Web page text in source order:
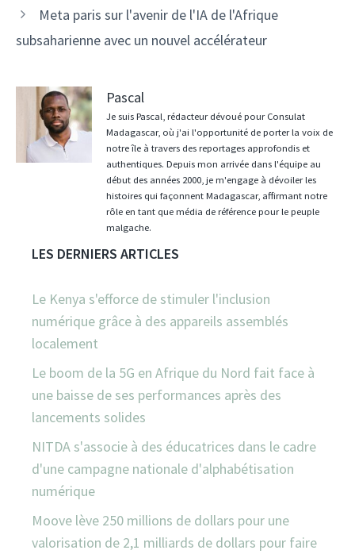
Meta paris sur l'avenir de l'IA de l'Afrique
subsaharienne avec un nouvel accélérateur
Pascal
Je suis Pascal, rédacteur dévoué pour Consulat
Madagascar, où j'ai l'opportunité de porter la voix de
notre île à travers des reportages approfondis et
authentiques. Depuis mon arrivée dans l'équipe au
début des années 2000, je m'engage à dévoiler les
histoires qui façonnent Madagascar, affirmant notre
rôle en tant que média de référence pour le peuple
malgache.
LES DERNIERS ARTICLES
Le Kenya s'efforce de stimuler l'inclusion
numérique grâce à des appareils assemblés
localement
Le boom de la 5G en Afrique du Nord fait face à
une baisse de ses performances après des
lancements solides
NITDA s'associe à des éducatrices dans le cadre
d'une campagne nationale d'alphabétisation
numérique
Moove lève 250 millions de dollars pour une
valorisation de 2,1 milliards de dollars pour faire